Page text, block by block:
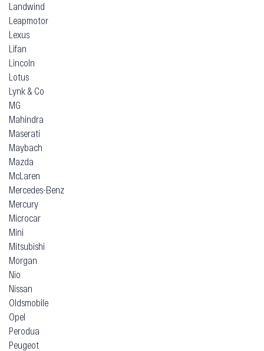
Landwind
Leapmotor
Lexus
Lifan
Lincoln
Lotus
Lynk & Co
MG
Mahindra
Maserati
Maybach
Mazda
McLaren
Mercedes-Benz
Mercury
Microcar
Mini
Mitsubishi
Morgan
Nio
Nissan
Oldsmobile
Opel
Perodua
Peugeot